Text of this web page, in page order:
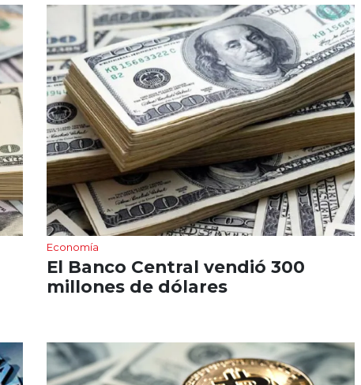
Economía
El Banco Central vendió 300
millones de dólares